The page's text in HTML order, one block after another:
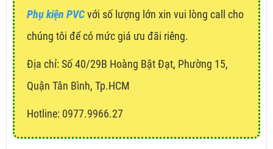
Phụ kiện PVCvới số lượng lớn xin vui lòng call cho
chúng tôi để có mức giá ưu đãi riêng.
Địa chỉ: Số 40/29B Hoàng Bật Đạt, Phường 15,
Quận Tân Bình, Tp.HCM
Hotline: 0977.9966.27